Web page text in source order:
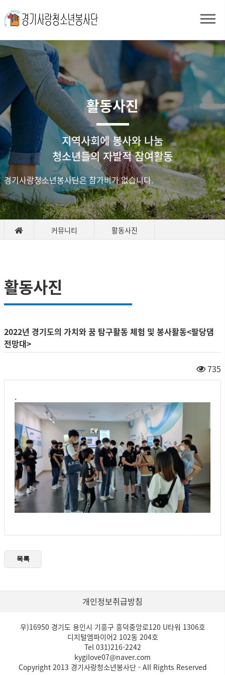
활동사진
지역사회에 봉사와 나눔
청소년들의 자발적 참여활동
경기사랑청소년봉사단은 참가비가 없습니다.
커뮤니티 활동사진
활동사진
2022년 경기도의 가치와 꿈 탐구활동 체험 및 봉사활동<팔당댐
전망대>
735
.
개인정보취급방침
우)16950 경기도 용인시 기흥구 흥덕중앙로120 U타워 1306호
디지털엠파이어2 102동 204호
Tel 031)216-2242
kygilove07@naver.com
Copyright 2013 경기사랑청소년봉사단 - All Rights Reserved